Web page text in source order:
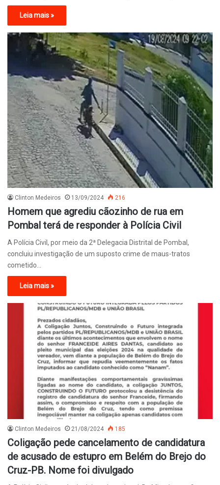
Leia mais »
Clinton Medeiros 13/09/2024 216
Homem que agrediu cãozinho de rua em
Pombal terá de responder à Polícia Civil
A Polícia Civil, por meio da 2ª Delegacia Distrital de Pombal,
concluiu investigação de um suposto crime de maus-tratos
cometido…
Leia mais »
Clinton Medeiros 21/08/2024 185
Coligação pede cancelamento de candidatura
de acusado de estupro em Belém do Brejo do
Cruz-PB. Nome foi divulgado